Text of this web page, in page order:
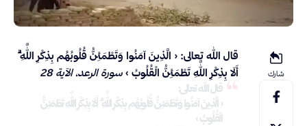
شارك
قال الله تعالى: ﴿ الَّذِينَ آمَنُوا وَتَطْمَئِنُّ قُلُوبُهُم بِذِكْرِ اللَّهِ ۗ
أَلَا بِذِكْرِ اللَّهِ تَطْمَئِنُّ الْقُلُوبُ ﴾ سورة الرعد، الآية 28
قال الله تعالى:
﴿ الَّذِينَ آمَنُوا وَتَطْمَئِنُّ قُلُوبُهُم بِذِكْرِ اللَّهِ ۗ أَلَا بِذِكْرِ اللَّهِ تَطْمَئِنُّ
الْقُلُوبُ ﴾